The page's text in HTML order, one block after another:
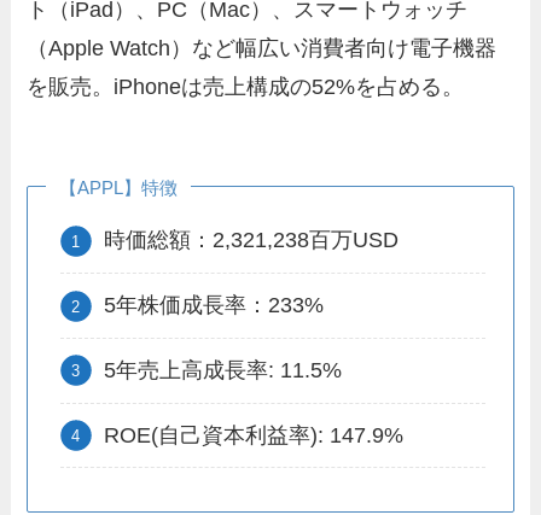
ト（iPad）、PC（Mac）、スマートウォッチ
（Apple Watch）など幅広い消費者向け電子機器
を販売。iPhoneは売上構成の52%を占める。
【APPL】特徴
時価総額：2,321,238百万USD
5年株価成長率：233%
5年売上高成長率: 11.5%
ROE(自己資本利益率): 147.9%